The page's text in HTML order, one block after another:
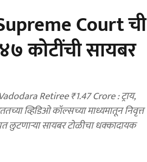
Court ची
कोटींची सायबर
Retiree ₹1.47 Crore : ट्राय,
व्हिडिओ कॉल्सच्या माध्यमातून निवृत्त
लुटणाऱ्या सायबर टोळीचा धक्कादायक